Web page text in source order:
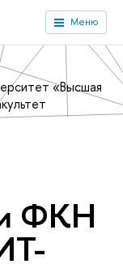
Меню
«Высшая
ФКН